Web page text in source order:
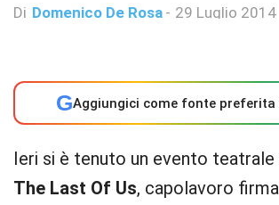
Di Domenico De Rosa - 29 Luglio 2014
GAggiungici come fonte preferita
Ieri si è tenuto un evento
The Last Of Us, capolavoro